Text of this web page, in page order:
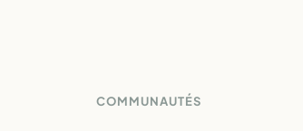
COMMUNAUTÉS